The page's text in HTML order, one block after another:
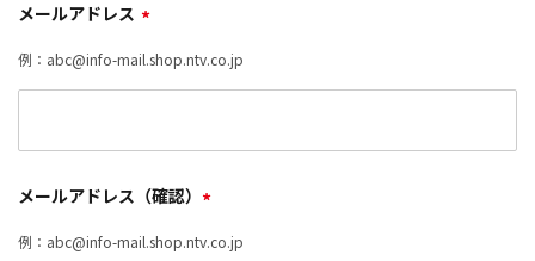
メールアドレス *
例：abc@info-mail.shop.ntv.co.jp
メールアドレス（確認） *
例：abc@info-mail.shop.ntv.co.jp